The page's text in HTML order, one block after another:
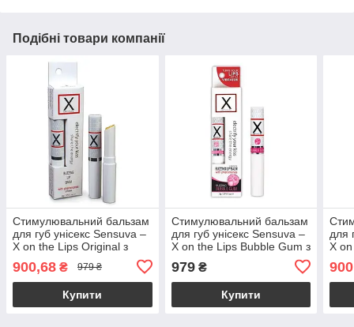
Подібні товари компанії
Стимулювальний бальзам
для губ унісекс Sensuva –
X on the Lips Original з
900,68 ₴ 979 ₴
Купити
Стимулювальний бальзам
для губ унісекс Sensuva –
X on the Lips Bubble Gum з
979₴
Купити
для
X